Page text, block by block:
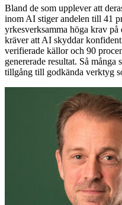
Bland de som upplever att
inom AI stiger andelen till 41
yrkesverksamma höga krav
kräver att AI skyddar
verifierade källor och 90
genererade resultat. Så
tillgång till godkända verktyg